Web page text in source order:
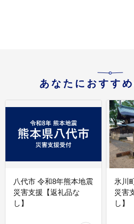
あなたにおすす
八代市 令和8年熊本地震
災害支援【返礼品な
し】
氷川
災害
し】